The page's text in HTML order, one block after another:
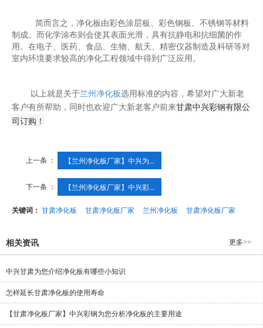
简而言之，净化板由彩色涂层板、彩色钢板、不锈钢等材料
制成。而化学涂布则会使其表面光滑，具有抗静电和抗细菌的作
用。在电子、医药、食品、生物、航天、精密仪器制造及科研等对
室内环境要求较高的净化工程领域中得到广泛应用。
以上就是关于兰州净化板选用标准的内容，希望对广大新老
客户有所帮助，同时也欢迎广大新老客户前来甘肃中兴彩钢有限公
司 订购！
上一条 ： 【兰州净化板厂家】中兴为...
下一条 ： 【兰州净化板厂家】中兴彩...
关键词： 甘肃净化板 甘肃净化板厂家 兰州净化板 甘肃净化板厂家
相关资讯 更多>>
中兴甘肃为您介绍净化板有哪些小知识
怎样延长甘肃净化板的使用寿命
【甘肃净化板厂家】中兴彩钢为您分析净化板的主要用途